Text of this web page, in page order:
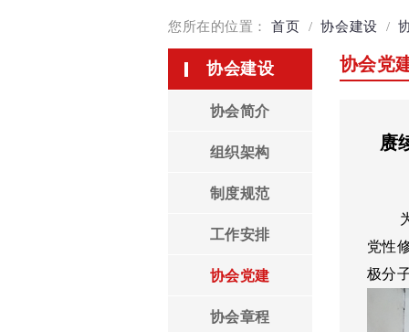
会员风采
领导言论
您所在的位置：首页 /协会建设 /
协会建设
协会简介
组织架构
制度规范
工作安排
协会党建
协会章程
协会党
赓
为纪
党性
极分